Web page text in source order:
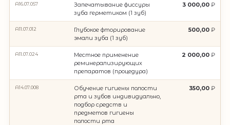
A16.07.057
Запечатывание фиссуры
зуба герметиком (1 зуб)
3 000,00
A11.07.012
Глубокое фторирование
эмали зуба (1 зуб)
500,00
A11.07.024
Местное применение
реминерализирующих
препаратов (процедура)
2 000,00
A14.07.008
Обучение гигиены полости
рта и зубов индивидуально,
подбор средств и
предметов гигиены
полости рта
350,00